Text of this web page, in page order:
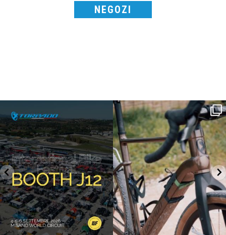
NEGOZI
IBF sta per...
17 1
Kepler R è la gravel pensata per affrontare
lunghe...
27 0